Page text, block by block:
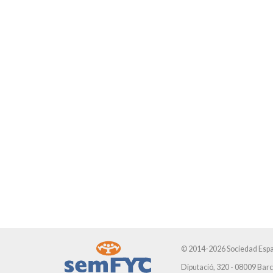
© 2014-2026 Sociedad
Diputació, 320 - 08009